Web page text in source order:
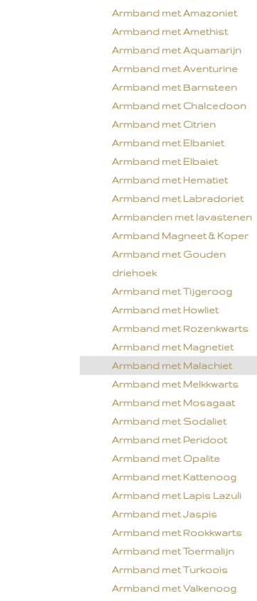
Armband met Amazoniet
Armband met Amethist
Armband met Aquamarijn
Armband met Aventurine
Armband met Barnsteen
Armband met Chalcedoon
Armband met Citrien
Armband met Elbaniet
Armband met Elbaiet
Armband met Hematiet
Armband met Labradoriet
Armbanden met lavastenen
Armband Magneet & Koper
Armband met Gouden
driehoek
Armband met Tijgeroog
Armband met Howliet
Armband met Rozenkwarts
Armband met Magnetiet
Armband met Malachiet
Armband met Melkkwarts
Armband met Mosagaat
Armband met Sodaliet
Armband met Peridoot
Armband met Opalite
Armband met Kattenoog
Armband met Lapis Lazuli
Armband met Jaspis
Armband met Rookkwarts
Armband met Toermalijn
Armband met Turkoois
Armband met Valkenoog